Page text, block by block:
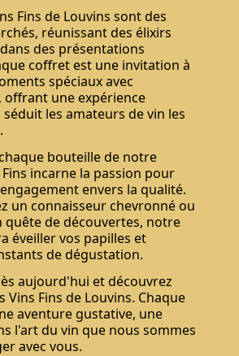
Fins de Louvins sont des
réunissant des élixirs
des présentations
coffret est une invitation à
spéciaux avec
une expérience
les amateurs de vin les
bouteille de notre
incarne la passion pour
envers la qualité.
un connaisseur chevronné ou
quête de découvertes, notre
éveiller vos papilles et
de dégustation.
aujourd'hui et découvrez
Vins Fins de Louvins. Chaque
aventure gustative, une
l'art du vin que nous sommes
avec vous.